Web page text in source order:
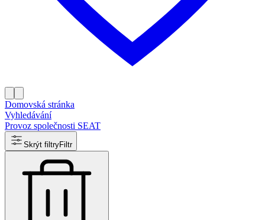
Domovská stránka
Vyhledávání
Provoz společnosti SEAT
Skrýt filtryFiltr